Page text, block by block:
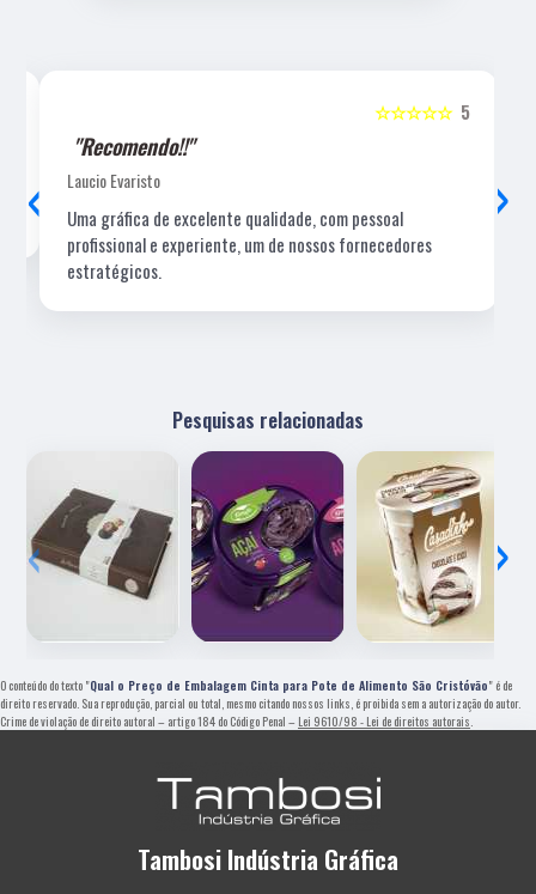
5
☆☆☆☆☆
"Recomendo!!"
Laucio Evaristo
Uma gráfica de excelente qualidade, com pessoal
profissional e experiente, um de nossos fornecedores
estratégicos.
‹ ›
Pesquisas relacionadas
‹ ›
O conteúdo do texto "Qual o Preço de Embalagem Cinta para Pote de Alimento São Cristóvão" é de
direito reservado. Sua reprodução, parcial ou total, mesmo citando nossos links, é proibida sem a autorização do autor.
Crime de violação de direito autoral – artigo 184 do Código Penal – Lei 9610/98 - Lei de direitos autorais
Tambosi Indústria Gráfica